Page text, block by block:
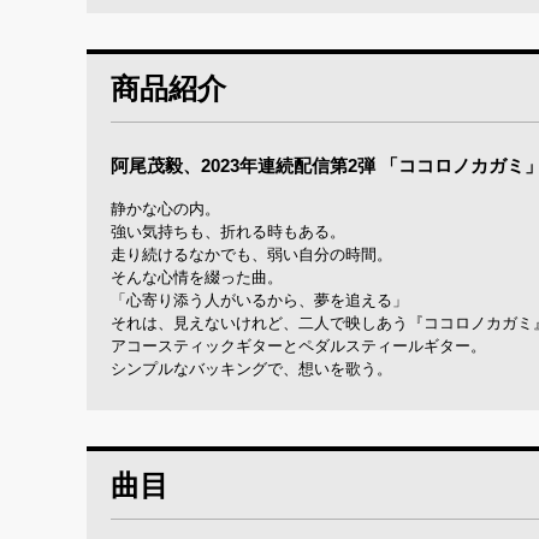
商品紹介
阿尾茂毅、2023年連続配信第2弾 「ココロノカガミ
静かな心の内。
強い気持ちも、折れる時もある。
走り続けるなかでも、弱い自分の時間。
そんな心情を綴った曲。
「心寄り添う人がいるから、夢を追える」
それは、見えないけれど、二人で映しあう『ココロノカガミ』
アコースティックギターとペダルスティールギター。
シンプルなバッキングで、想いを歌う。
曲目